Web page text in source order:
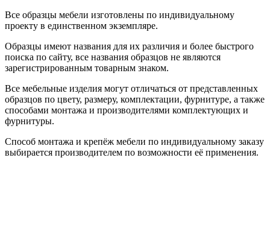
Все образцы мебели изготовлены по индивидуальному
проекту в единственном экземпляре.
Образцы имеют названия для их различия и более быстрого
поиска по сайту, все названия образцов не являются
зарегистрированным товарным знаком.
Все мебельные изделия могут отличаться от представленных
образцов по цвету, размеру, комплектации, фурнитуре, а также
способами монтажа и производителями комплектующих и
фурнитуры.
Способ монтажа и крепёж мебели по индивидуальному заказу
выбирается производителем по возможности её применения.